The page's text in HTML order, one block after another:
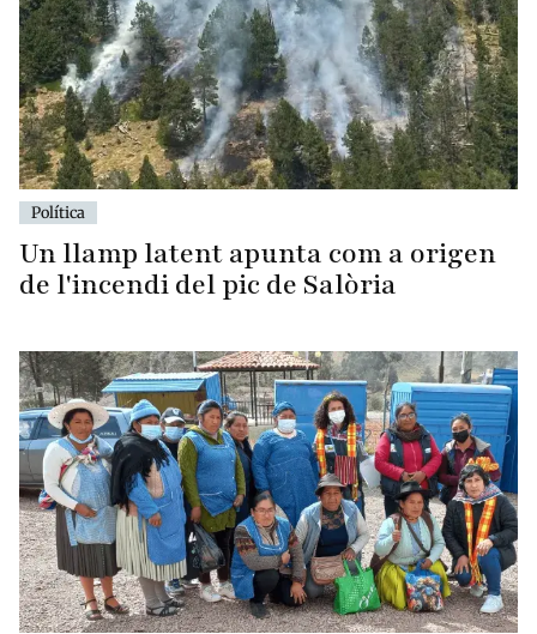
Política
Un llamp latent apunta com a origen
de l'incendi del pic de Salòria